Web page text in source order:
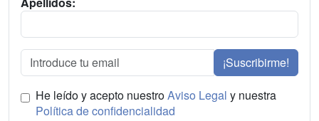
¡Suscribirme!
He leído y acepto nuestroAviso Legal y nuestra
Política de confidencialidad